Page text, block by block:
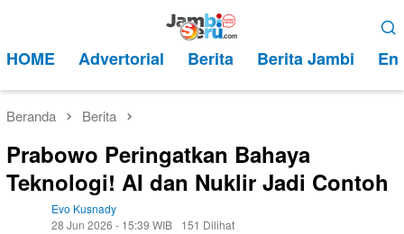
kontenMobile
HOME Advertorial Berita Berita Jambi
Beranda Berita
Prabowo Peringatkan Bahaya
Teknologi! AI dan Nuklir Jadi Contoh
Evo Kusnady
28 Jun 2026 - 15:39 WIB
151 Dilihat